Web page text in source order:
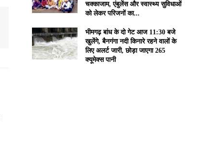
चक्काजाम, एंबुलेंस और स्वास्थ्य सुविधाओं
को लेकर परिजनों का...
भीमगढ़ बांध के दो गेट आज 11:30 बजे
खुलेंगे, बैनगंगा नदी किनारे रहने वालों के
लिए अलर्ट जारी, छोड़ा जाएगा 265
क्यूमेक्स पानी